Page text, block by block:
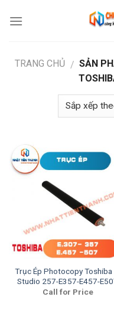
TRANG CHỦ / SẢN
Trục Ép Photocopy Toshiba
Studio 257-E357-E457-
Call for Price